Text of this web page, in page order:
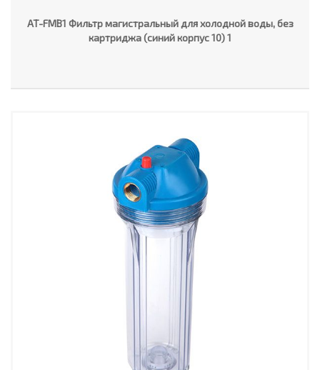
AT-FMB1 Фильтр магистральный для холодной воды, без
картриджа (синий корпус 10) 1